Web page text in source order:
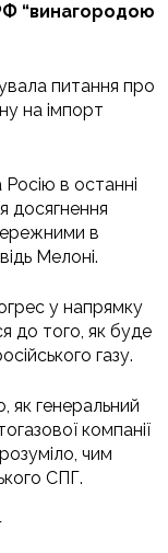
“винагородою
питання про
на імпорт
в останні
досягнення
в
Мелоні.
у напрямку
до того, як буде
газу.
як генеральний
компанії
чим
СПГ.